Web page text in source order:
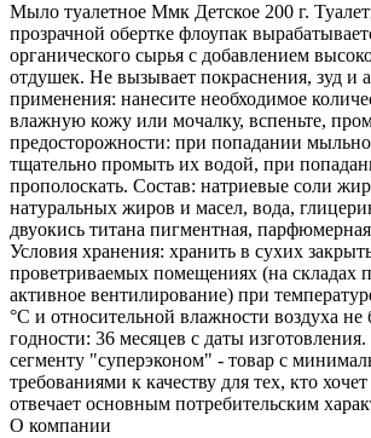
Мыло туалетное Ммк Детское 200 г.
прозрачной обертке флоупак
органического сырья с добавлением
отдушек. Не вызывает покраснения, зуд и
применения: нанесите необходимое
влажную кожу или мочалку, вспеньте,
предосторожности: при попадании
тщательно промыть их водой, при
прополоскать. Состав: натриевые соли
натуральных жиров и масел, вода,
двуокись титана пигментная,
Условия хранения: хранить в сухих
проветриваемых помещениях (на складах
активное вентилирование) при
°С и относительной влажности воздуха не
годности: 36 месяцев с даты
сегменту "суперэконом" - товар с
требованиями к качеству для тех, кто
отвечает основным потребительским
О компании